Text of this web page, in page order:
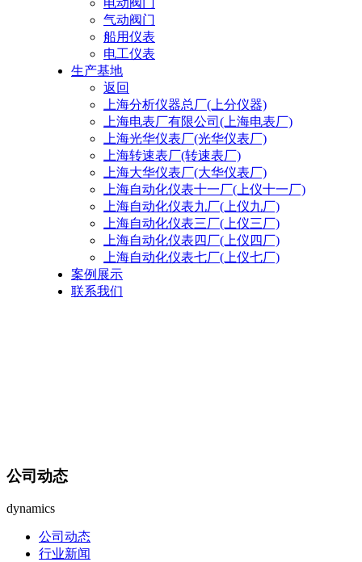
电动阀门
气动阀门
船用仪表
电工仪表
生产基地
返回
上海分析仪器总厂(上分仪器)
上海电表厂有限公司(上海电表厂)
上海光华仪表厂(光华仪表厂)
上海转速表厂(转速表厂)
上海大华仪表厂(大华仪表厂)
上海自动化仪表十一厂(上仪十一厂)
上海自动化仪表九厂(上仪九厂)
上海自动化仪表三厂(上仪三厂)
上海自动化仪表四厂(上仪四厂)
上海自动化仪表七厂(上仪七厂)
案例展示
联系我们
公司动态
dynamics
公司动态
行业新闻